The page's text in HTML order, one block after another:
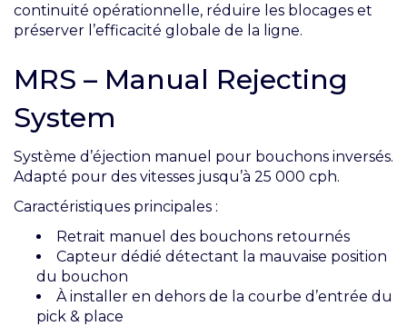
continuité opérationnelle, réduire les blocages et
préserver l’efficacité globale de la ligne.
MRS – Manual Rejecting
System
Système d’éjection manuel pour bouchons inversés.
Adapté pour des vitesses jusqu’à 25 000 cph.
Caractéristiques principales :
Retrait manuel des bouchons retournés
Capteur dédié détectant la mauvaise position
du bouchon
À installer en dehors de la courbe d’entrée du
pick & place